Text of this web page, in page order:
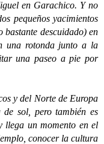
en Garachico. Y no
pequeños yacimientos
descuidado) en
una rotonda junto a la
una paseo a pie por
y del Norte de Europa
sol, pero también es
llega un momento en el
conocer la cultura